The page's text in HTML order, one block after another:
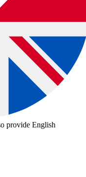
provide English